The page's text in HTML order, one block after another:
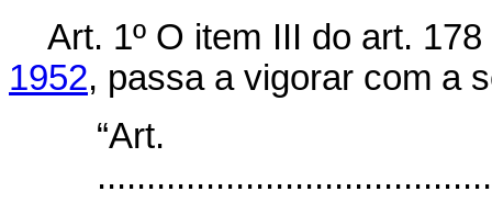
Art. 1º O item III do art.
1952, passa a vigorar com a